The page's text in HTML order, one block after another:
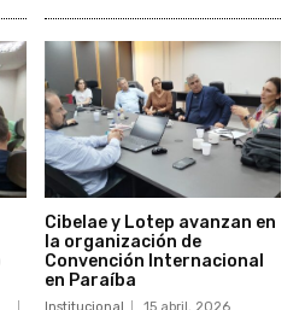
Cibelae y Lotep avanzan en
la organización de
Convención Internacional
en Paraíba
Institucional 15 abril, 2026